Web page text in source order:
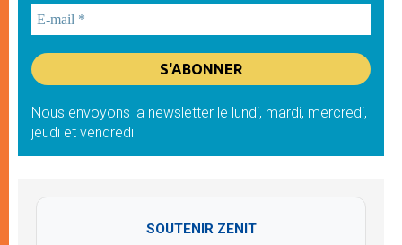
Nous envoyons la newsletter le lundi, mardi, mercredi,
jeudi et vendredi
SOUTENIR ZENIT